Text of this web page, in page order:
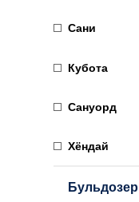
Сани
Кубота
Сануорд
Хёндай
Бульдозер